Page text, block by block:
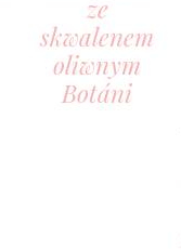
ze
skwalenem
oliwnym
Botáni